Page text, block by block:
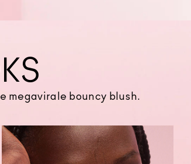
megavirale bouncy blush.